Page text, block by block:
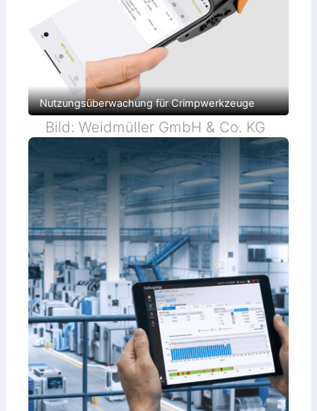
Nutzungsüberwachung für Crimpwerkzeuge
Bild: Weidmüller GmbH & Co. KG